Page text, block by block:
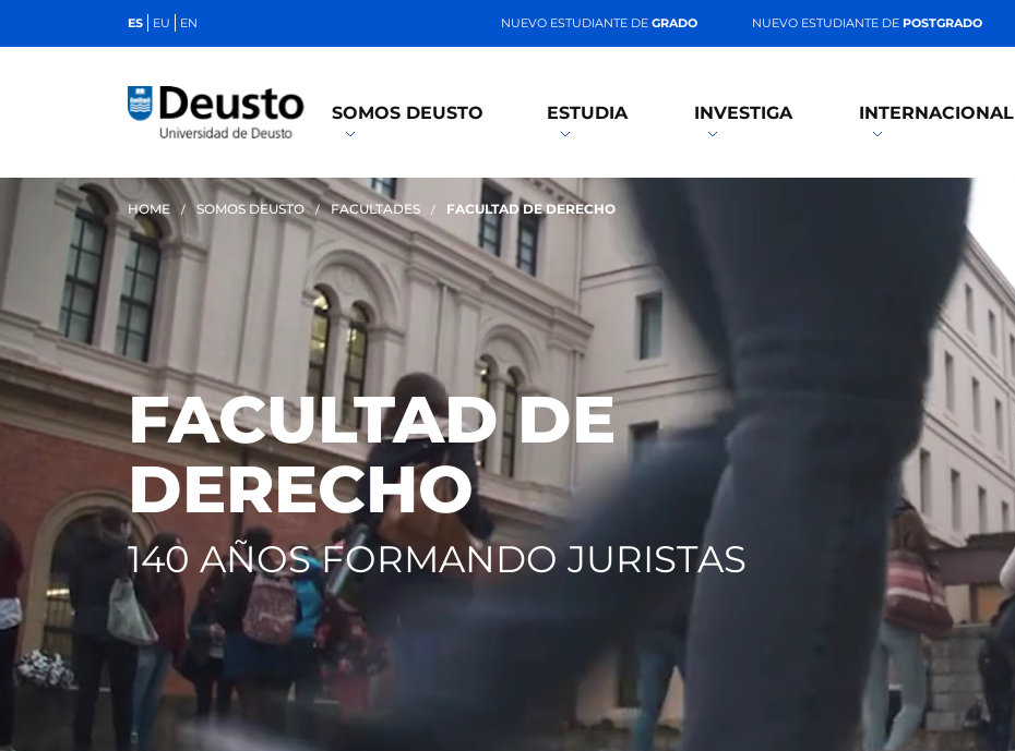
ES EU EN NUEVO ESTUDIANTE DEGRADO NUEVO ESTUDIANTE DE POSTGRADO
SOMOS DEUSTO ESTUDIA INVESTIGA INTERNACIONAL
HOME SOMOS DEUSTO FACULTADES FACULTAD DE DERECHO
FACULTAD DE
DERECHO
140 AÑOS FORMANDO JURISTAS